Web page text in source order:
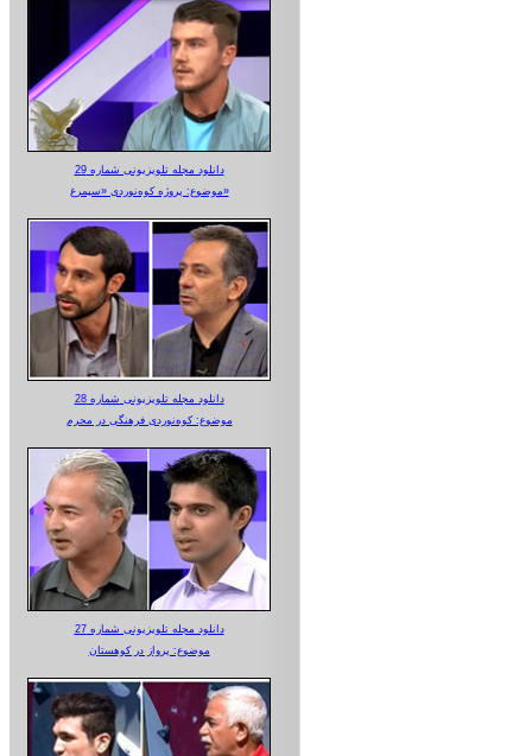
دانلود مجله تلویزیونی شماره 29
موضوع: پروژه کوه‌نوردی «سیمرغ»
دانلود مجله تلویزیونی شماره 28
موضوع: کوه‌نوردی فرهنگی در محرم
دانلود مجله تلویزیونی شماره 27
موضوع: پرواز در کوهستان